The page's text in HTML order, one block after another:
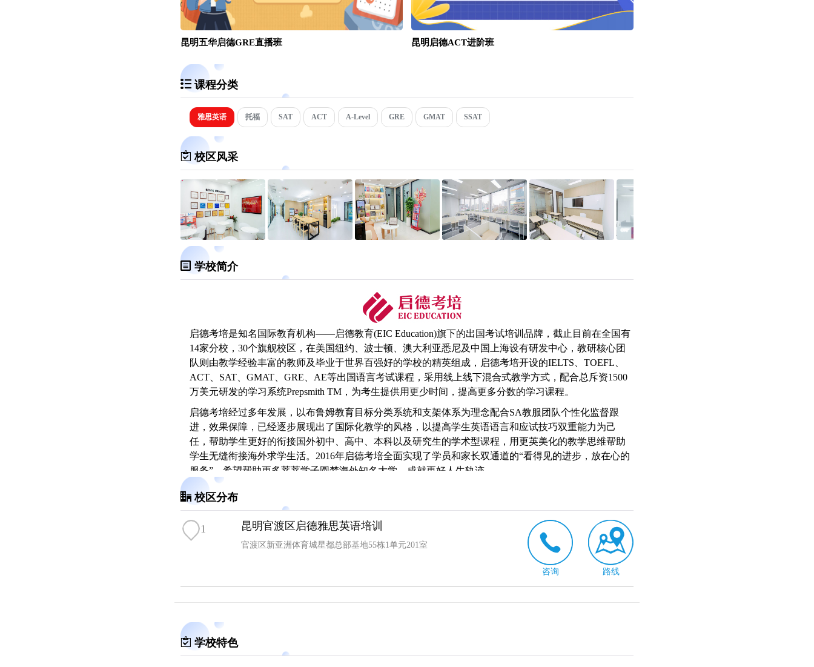
昆明五华启德GRE直播班 昆明启德ACT进阶班
课程分类
雅思英语 托福 SAT ACT A-Level GRE GMAT SSAT
校区风采
学校简介
启德考培是知名国际教育机构——启德教育(EIC Education)旗下的出国考试培训品牌，截止目前在全国有
14家分校，30个旗舰校区，在美国纽约、波士顿、澳大利亚悉尼及中国上海设有研发中心，教研核心团
队则由教学经验丰富的教师及毕业于世界百强好的学校的精英组成，启德考培开设的IELTS、TOEFL、
ACT、SAT、 GMAT 、GRE、AE等出国语言考试课程，采用线上线下混合式教学方式，配合总斥资1500
万美元研发的学习系统Prepsmith TM，为考生提供用更少时间，提高更多分数的学习课程。
启德考培经过多年发展，以布鲁姆教育目标分类系统和支架体系为理念配合SA教服团队个性化监督跟
进，效果保障，已经逐步展现出了国际化教学的风格，以提高学生英语语言和应试技巧双重能力为己
任，帮助学生更好的衔接国外初中、高中、本科以及研究生的学术型课程，用更英美化的教学思维帮助
学生无缝衔接海外求学生活。2016年启德考培全面实现了学员和家长双通道的“看得见的进步，放在心的
服务”，希望帮助更多莘莘学子圆梦海外知名大学，成就更好人生轨迹。
校区分布
1 昆明官渡区启德雅思英语培训
官渡区新亚洲体育城星都总部基地55栋1单元201室
咨询 路线
学校特色